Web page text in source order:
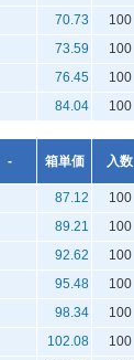
70.73 100
73.59 100
76.45 100
84.04 100
- 箱単価 入数
87.12 100
89.21 100
92.62 100
95.48 100
98.34 100
102.08 100